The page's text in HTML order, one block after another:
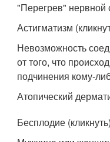
"Перегрев" нервной
Астигматизм
Невозможность
от того, что
подчинения кому-
Атопический
Бесплодие (кликнуть)